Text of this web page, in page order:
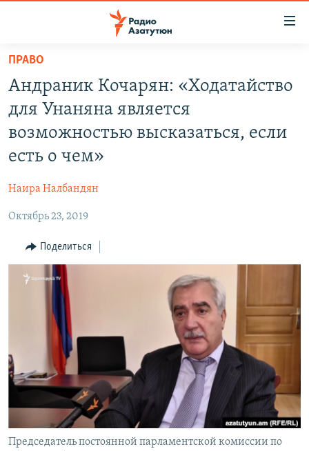
Перейти
основному
содержанию
основной
Перейти
НОВОСТИ
РЕГИОН
НАГОРНЫЙ КАРАБАХ
КУЛЬТУРА
СПОРТ
Հայերեն
English
Русский
Все сайты Радио Азатутюн
ПРАВО
Андраник Кочарян: «Ходатайство
для Унаняна является
возможностью высказаться, если
есть о чем»
Наира Налбандян
Октябрь 23, 2019
Поделиться
Председатель постоянной парламентской комиссии по